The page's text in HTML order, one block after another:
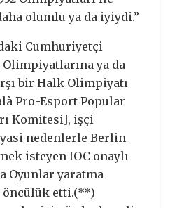
olumlu ya da iyiydi.”
Cumhuriyetçi
ya da
bir Halk Olimpiyatı
Pro-Esport Popular
Komitesi], işçi
nedenlerle Berlin
isteyen IOC onaylı
Oyunlar yaratma
öncülük etti.(**)